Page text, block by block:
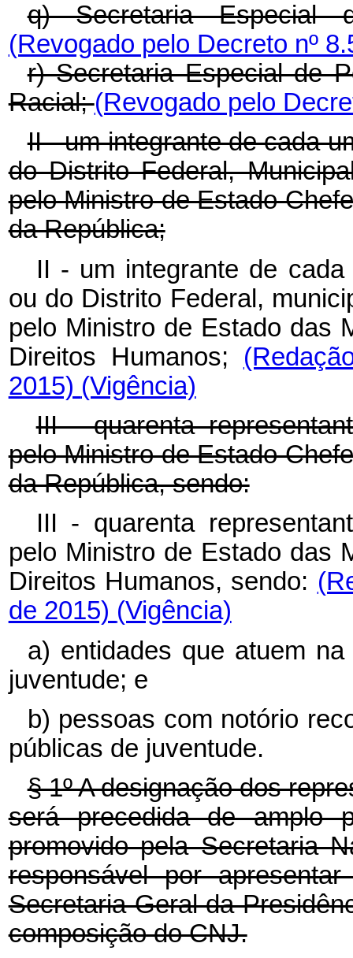
q) Secretaria Especial
(Revogado pelo Decreto nº
r) Secretaria Especial de
Racial;(Revogado pelo
II - um integrante de cada
do Distrito Federal,
pelo Ministro de Estado
da República;
II - um integrante de
ou do Distrito Federal,
pelo Ministro de Estado das
Direitos Humanos;
2015) (Vigência)
III - quarenta
pelo Ministro de Estado
da República, sendo:
III - quarenta
pelo Ministro de Estado das
Direitos Humanos, sendo:
de 2015) (Vigência)
a) entidades que atuem
juventude; e
b) pessoas com notório
públicas de juventude.
§ 1º A designação dos
será precedida de amplo
promovido pela Secretaria
responsável por
Secretaria-Geral da
composição do CNJ.